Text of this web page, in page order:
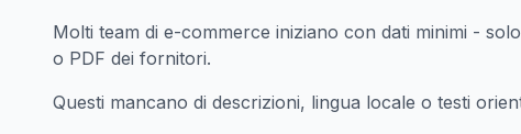
Molti team di e-commerce iniziano con dati minimi -
o PDF dei fornitori.
Questi mancano di descrizioni, lingua locale o testi